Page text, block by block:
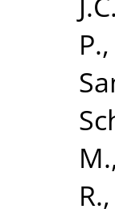
P.,
M.
R.,